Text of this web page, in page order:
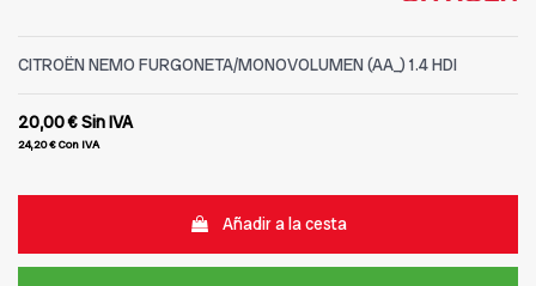
CITROËN NEMO FURGONETA/MONOVOLUMEN (AA_) 1.4 HDI
20,00 €Sin IVA
24,20 €Con IVA
Añadir a la cesta